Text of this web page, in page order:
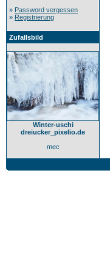
» Password vergessen
» Registrierung
Zufallsbild
Winter-uschi
dreiucker_pixelio.de
mec